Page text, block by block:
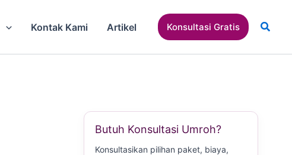
Kontak Kami Artikel Konsultasi Gratis Cari
Butuh Konsultasi Umroh?
Konsultasikan pilihan paket, biaya,